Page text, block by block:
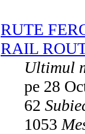
RUTE
RAIL
Ultimul
pe 28
62
1053